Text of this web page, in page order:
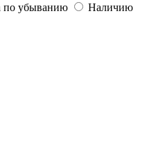
по убыванию Наличию